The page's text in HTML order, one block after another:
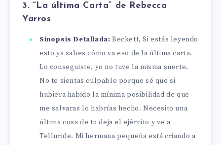
3. “La última Carta” de Rebecca
Yarros
Sinopsis Detallada: Beckett, Si estás leyendo
esto ya sabes cómo va eso de la última carta.
Lo conseguiste, yo no tuve la misma suerte.
No te sientas culpable porque sé que si
hubiera habido la mínima posibilidad de que
me salvaras lo habrías hecho. Necesito una
última cosa de ti: deja el ejército y ve a
Telluride. Mi hermana pequeña está criando a